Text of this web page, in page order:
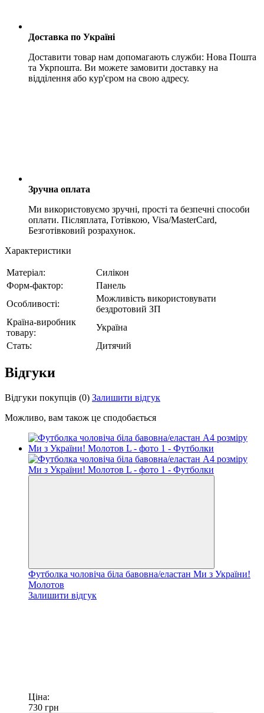
Доставка по Україні
Доставити товар нам допомагають служби: Нова Пошта
та Укрпошта. Ви можете замовити доставку на
відділення або кур'єром на свою адресу.
Зручна оплата
Ми використовуємо зручні, прості та безпечні способи
оплати. Післяплата, Готівкою, Visa/MasterCard,
Безготівковий розрахунок.
Характеристики
Матеріал:
Силікон
Форм-фактор:
Панель
Особливості:
Можливість використовувати
бездротовий ЗП
Країна-виробник
товару:
Україна
Стать:
Дитячий
Відгуки
Відгуки покупців (0) Залишити відгук
Можливо, вам також це сподобається
Футболка чоловіча біла бавовна/еластан Ми з України!
Молотов
Залишити відгук
Ціна:
730 грн